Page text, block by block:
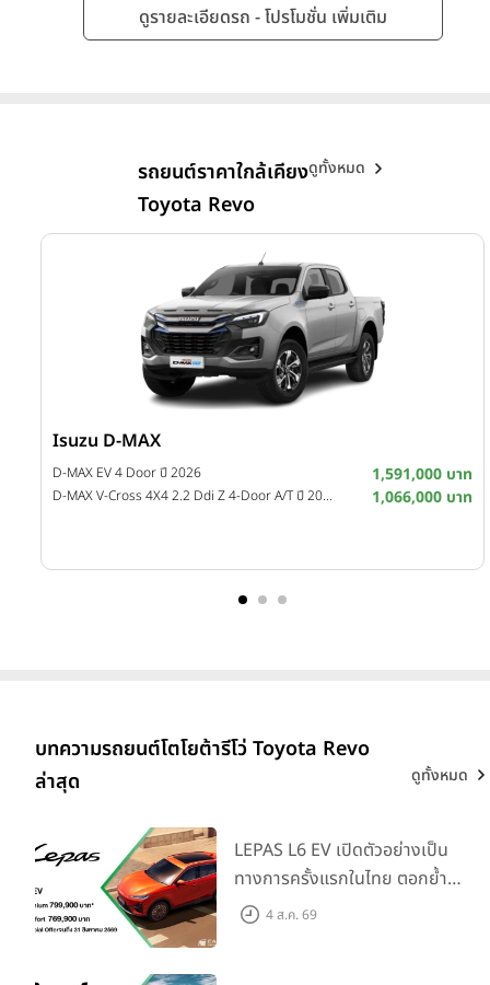
ดูรายละเอียดรถ - โปรโมชั่น เพิ่มเติม
รถยนต์ราคาใกล้เคียง
Toyota Revo
ดูทั้งหมด
Isuzu D-MAX
D-MAX EV 4 Door ปี 2026 1,591,000 บาท
D-MAX V-Cross 4X4 2.2 Ddi Z 4-Door A/T ปี 2026 1,066,000 บาท
บทความรถยนต์โตโยต้ารีโว่ Toyota Revo
ล่าสุด
ดูทั้งหมด
LEPAS L6 EV เปิดตัวอย่างเป็น
ทางการครั้งแรกในไทย ตอกย้ำ
วิสัยทัศน์ “Drive Your
4 ส.ค. 69